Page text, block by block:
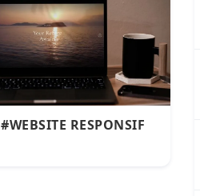
#WEBSITE RESPONSIF